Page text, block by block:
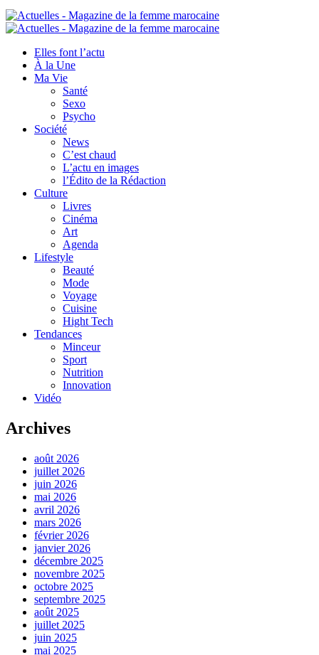
Elles font l’actu
À la Une
Ma Vie
Santé
Sexo
Psycho
Société
News
C’est chaud
L’actu en images
l’Édito de la Rédaction
Culture
Livres
Cinéma
Art
Agenda
Lifestyle
Beauté
Mode
Voyage
Cuisine
Hight Tech
Tendances
Minceur
Sport
Nutrition
Innovation
Vidéo
Archives
août 2026
juillet 2026
juin 2026
mai 2026
avril 2026
mars 2026
février 2026
janvier 2026
décembre 2025
novembre 2025
octobre 2025
septembre 2025
août 2025
juillet 2025
juin 2025
mai 2025